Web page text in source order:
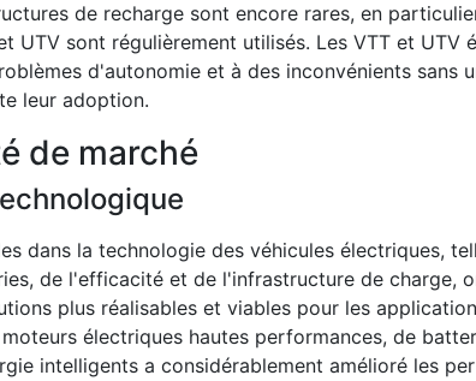
de recharge sont encore rares, en
UTV sont régulièrement utilisés. Les VTT et UTV
d'autonomie et à des inconvénients sans
leur adoption.
de marché
dans la technologie des véhicules électriques,
de l'efficacité et de l'infrastructure de charge,
plus réalisables et viables pour les
électriques hautes performances, de
intelligents a considérablement amélioré les